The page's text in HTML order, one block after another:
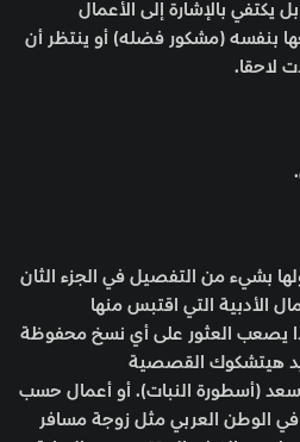
يكتفي بالإشارة إلى الأعمال
بنفسه (مشكور فضله) أو ينتظر أن
لاحقا.
بشيء من التفصيل في الجزء الثان
الأدبية التي اقتبس منها
جدا يصعب العثور على أي نسخ محفوظة
هيتشكوك القصصية
(أسطورة النبات). أو أعمال حسب
في الوطن العربي مثل زوجة مسافر